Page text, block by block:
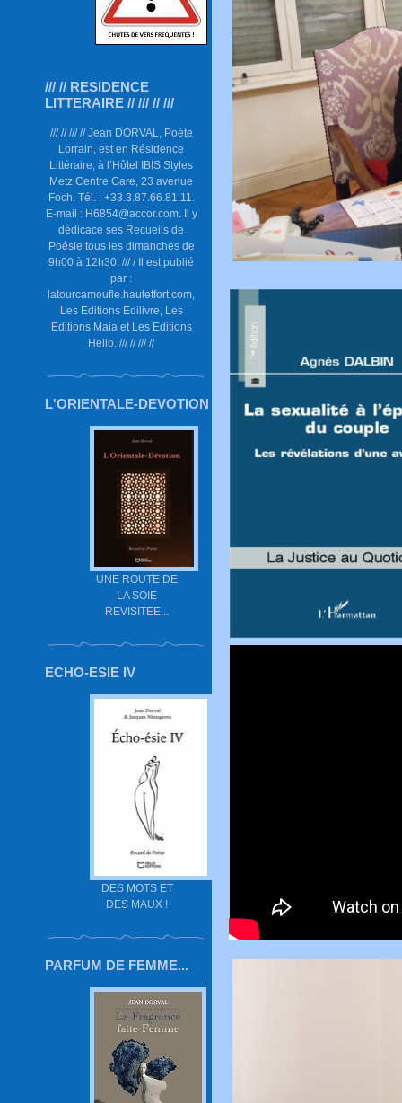
/// // RESIDENCE
LITTERAIRE // /// // ///
/// // /// // Jean DORVAL, Poète
Lorrain, est en Résidence
Littéraire, à l’Hôtel IBIS Styles
Metz Centre Gare, 23 avenue
Foch. Tél. : +33.3.87.66.81.11.
E-mail : H6854@accor.com. Il y
dédicace ses Recueils de
Poésie tous les dimanches de
9h00 à 12h30. /// / Il est publié
par :
latourcamoufle.hautetfort.com,
Les Editions Edilivre, Les
Editions Maia et Les Editions
Hello. /// // /// //
L'ORIENTALE-DEVOTION
UNE ROUTE DE
LA SOIE
REVISITEE...
ECHO-ESIE IV
DES MOTS ET
DES MAUX !
PARFUM DE FEMME...